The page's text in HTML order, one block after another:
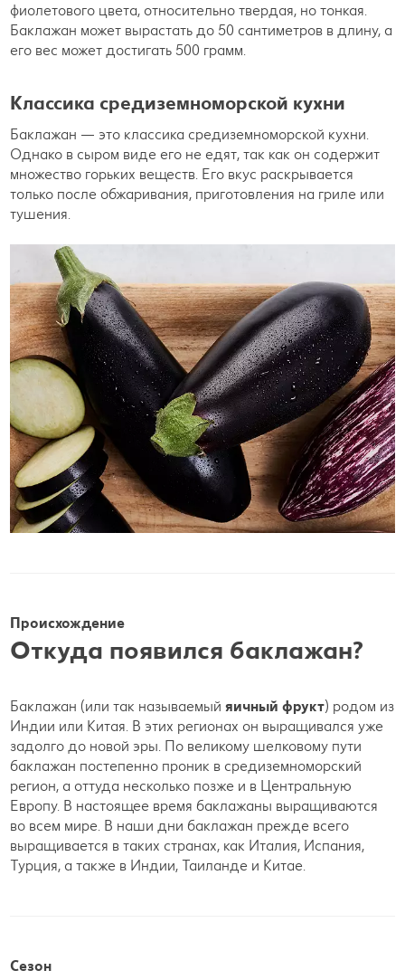
фиолетового цвета, относительно твердая, но тонкая.
Баклажан может вырастать до 50 сантиметров в длину, а
его вес может достигать 500 грамм.
Классика средиземноморской кухни
Баклажан — это классика средиземноморской кухни.
Однако в сыром виде его не едят, так как он содержит
множество горьких веществ. Его вкус раскрывается
только после обжаривания, приготовления на гриле или
тушения.
Происхождение
Откуда появился баклажан?
Баклажан (или так называемый яичный фрукт) родом из
Индии или Китая. В этих регионах он выращивался уже
задолго до новой эры. По великому шелковому пути
баклажан постепенно проник в средиземноморский
регион, а оттуда несколько позже и в Центральную
Европу. В настоящее время баклажаны выращиваются
во всем мире. В наши дни баклажан прежде всего
выращивается в таких странах, как Италия, Испания,
Турция, а также в Индии, Таиланде и Китае.
Сезон